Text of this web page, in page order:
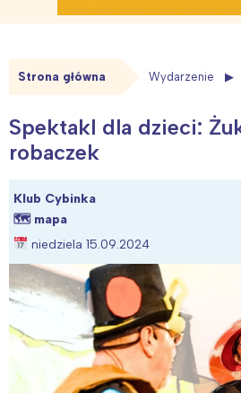
Strona główna Wydarzenie
Spektakl dla dzieci:
robaczek
Klub Cybinka
🗺 mapa
niedziela 15.09.2024